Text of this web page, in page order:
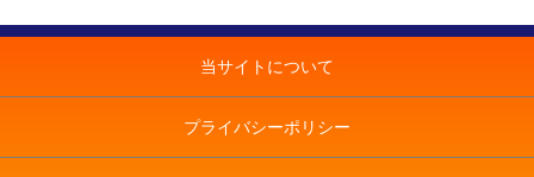
当サイトについて
プライバシーポリシー